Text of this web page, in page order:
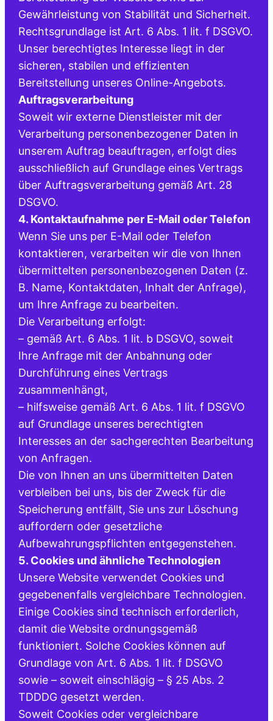
Gewährleistung von Stabilität und Sicherheit.
Rechtsgrundlage ist Art. 6 Abs. 1 lit. f DSGVO.
Unser berechtigtes Interesse liegt in der
sicheren, stabilen und effizienten
Bereitstellung unseres Online-Angebots.
Auftragsverarbeitung
Soweit wir externe Dienstleister mit der
Verarbeitung personenbezogener Daten in
unserem Auftrag beauftragen, erfolgt dies
ausschließlich auf Grundlage eines Vertrags
über Auftragsverarbeitung gemäß Art. 28
DSGVO.
4. Kontaktaufnahme per E-Mail oder Telefon
Wenn Sie uns per E-Mail oder Telefon
kontaktieren, verarbeiten wir die von Ihnen
übermittelten personenbezogenen Daten (z.
B. Name, Kontaktdaten, Inhalt der Anfrage),
um Ihre Anfrage zu bearbeiten.
Die Verarbeitung erfolgt:
– gemäß Art. 6 Abs. 1 lit. b DSGVO, soweit
Ihre Anfrage mit der Anbahnung oder
Durchführung eines Vertrags
zusammenhängt,
– hilfsweise gemäß Art. 6 Abs. 1 lit. f DSGVO
auf Grundlage unseres berechtigten
Interesses an der sachgerechten Bearbeitung
von Anfragen.
Die von Ihnen an uns übermittelten Daten
verbleiben bei uns, bis der Zweck für die
Speicherung entfällt, Sie uns zur Löschung
auffordern oder gesetzliche
Aufbewahrungspflichten entgegenstehen.
5. Cookies und ähnliche Technologien
Unsere Website verwendet Cookies und
gegebenenfalls vergleichbare Technologien.
Einige Cookies sind technisch erforderlich,
damit die Website ordnungsgemäß
funktioniert. Solche Cookies können auf
Grundlage von Art. 6 Abs. 1 lit. f DSGVO
sowie – soweit einschlägig – § 25 Abs. 2
TDDDG gesetzt werden.
Soweit Cookies oder vergleichbare